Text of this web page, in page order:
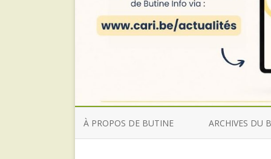
À PROPOS DE BUTINE ARCHIVES DU